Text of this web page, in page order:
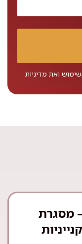
ואת מדיניות
מסגרת